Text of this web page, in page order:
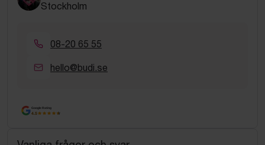
Stockholm
08-20 65 55
hello@budi.se
Google Rating
4.5